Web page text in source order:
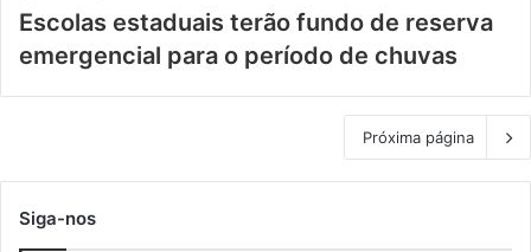
Escolas estaduais terão fundo de reserva
emergencial para o período de chuvas
Próxima página
Siga-nos